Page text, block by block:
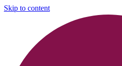
Skip to content